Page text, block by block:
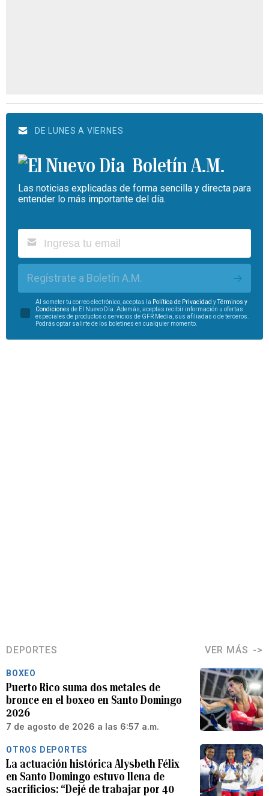
DE LUNES A VIERNES
Boletín A.M.
Las noticias explicadas de forma sencilla y directa para
entender lo más importante del día.
Regístrate a Boletín A.M.
Al someter tu correo electrónico, aceptas la Política de Privacidad yTérminos y
Condiciones de El Nuevo Día. Además, aceptas recibir información u ofertas
especiales de productos o servicios de GFR Media, sus afiliadas o de terceros.
Podrás optar salirte de los boletines en cualquier momento.
DEPORTES VER MÁS
BOXEO
Puerto Rico suma dos metales de
bronce en el boxeo en Santo Domingo
2026
7 de agosto de 2026 a las 6:57 a.m.
OTROS DEPORTES
La actuación histórica Alysbeth Félix
en Santo Domingo estuvo llena de
sacrificios: “Dejé de trabajar por 40